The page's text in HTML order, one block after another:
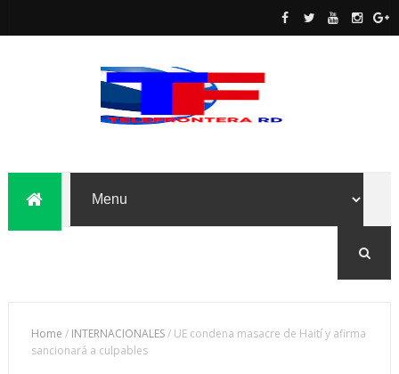
Home / INTERNACIONALES/ UE condena masacre de Haití y afirma
sancionará a culpables